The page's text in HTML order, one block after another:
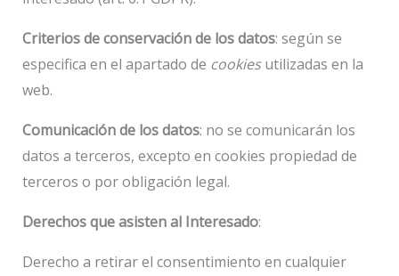
Criterios de conservación de los datos: según se
especifica en el apartado de cookiesutilizadas en la
web.
Comunicación de los datos: no se comunicarán los
datos a terceros, excepto en cookies propiedad de
terceros o por obligación legal.
Derechos que asisten al Interesado:
Derecho a retirar el consentimiento en cualquier